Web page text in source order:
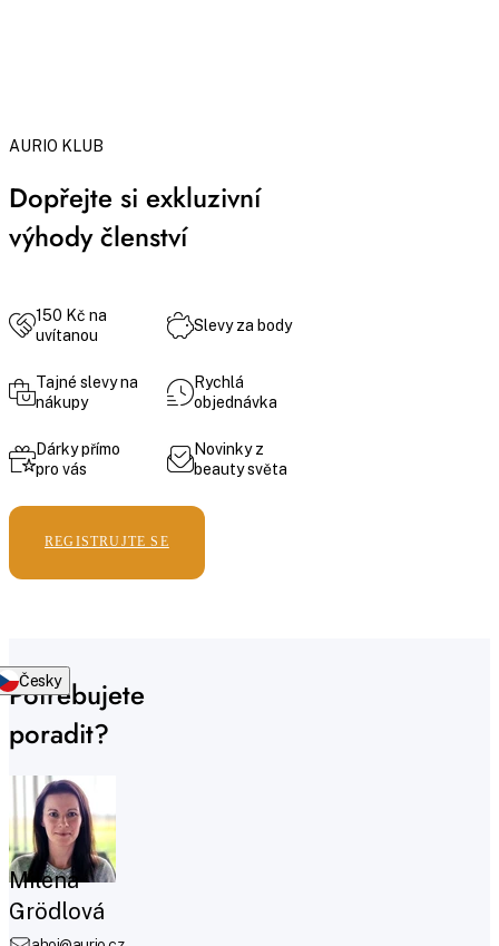
AURIO KLUB
Dopřejte si exkluzivní
výhody členství
150 Kč na
uvítanou
Slevy za body
Tajné slevy na
nákupy
Rychlá
objednávka
Dárky přímo
pro vás
Novinky z
beauty světa
REGISTRUJTE SE
Potřebujete
poradit?
Milena
Grödlová
Česky